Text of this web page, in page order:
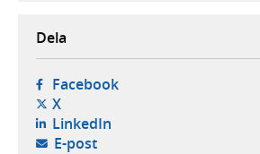
Dela
Facebook- öppnas i ny flik,
X- öppnas i ny flik, extern
LinkedIn- öppnas i ny flik,
E-post- öppnar din e-